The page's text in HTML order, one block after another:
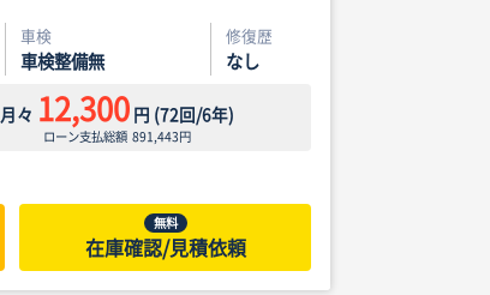
車検
車検整備無
修復歴
なし
月々 12,300円 (72回/6年)
ローン支払総額 891,443円
無料
在庫確認/見積依頼